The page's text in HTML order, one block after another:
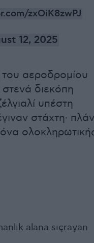
zxOiK8zwPJ
12, 2025
αεροδρομίου
διεκόπη
υπέστη
στάχτη·
alana sıçrayan